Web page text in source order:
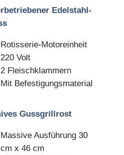
Edelstahl-
Rotisserie-Motoreinheit
220 Volt
2 Fleischklammern
Mit Befestigungsmaterial
Gussgrillrost
Massive Ausführung 30
cm x 46 cm